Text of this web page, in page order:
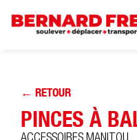
← RETOUR
PINCES À